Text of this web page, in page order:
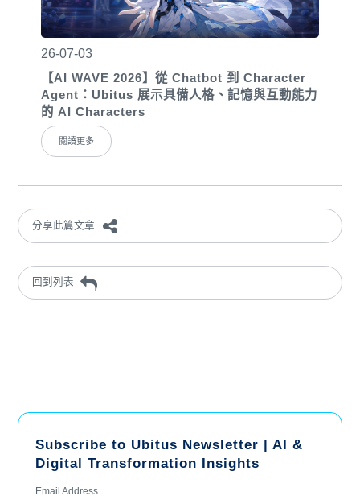
26-07-03
【AI WAVE 2026】從 Chatbot 到 Character
Agent：Ubitus 展示具備人格、記憶與互動能力
的 AI Characters
閱讀更多
分享此篇文章
回到列表
Subscribe to Ubitus Newsletter | AI &
Digital Transformation Insights
Email Address